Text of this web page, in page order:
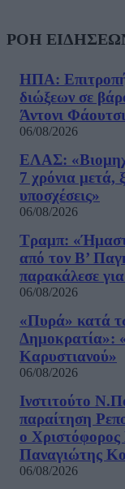
ΡΟΗ
ΗΠΑ: Επιτροπή
διώξεων σε
Άντονι Φάουτσι
06/08/2026
ΕΛΑΣ:
7 χρόνια μετά,
υποσχέσεις»
06/08/2026
Τραμπ:
από τον Β’
παρακάλεσε για
06/08/2026
«Πυρά» κατά
Δημοκρατία»:
Καρυστιανού»
06/08/2026
Ινστιτούτο
παραίτηση
ο Χριστόφορος
Παναγιώτης
06/08/2026